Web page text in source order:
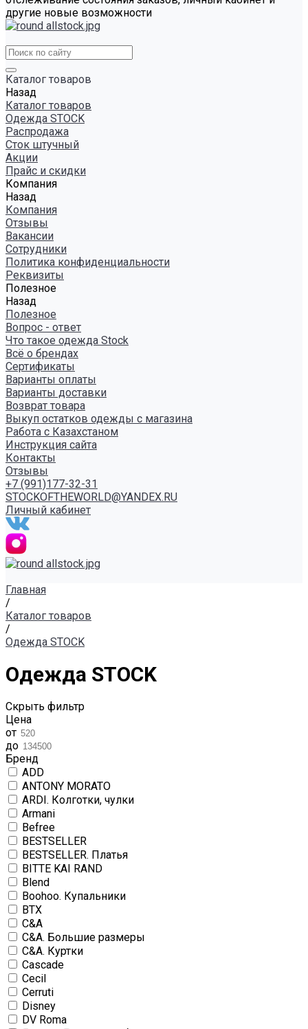
другие новые возможности
Каталог товаров
Назад
Каталог товаров
Одежда STOCK
Распродажа
Сток штучный
Акции
Прайс и скидки
Компания
Назад
Компания
Отзывы
Вакансии
Сотрудники
Политика конфиденциальности
Реквизиты
Полезное
Назад
Полезное
Вопрос - ответ
Что такое одежда Stock
Всё о брендах
Сертификаты
Варианты оплаты
Варианты доставки
Возврат товара
Выкуп остатков одежды с магазина
Работа с Казахстаном
Инструкция сайта
Контакты
Отзывы
+7 (991)177-32-31
STOCKOFTHEWORLD@YANDEX.RU
Личный кабинет
Главная
/
Каталог товаров
/
Одежда STOCK
Одежда STOCK
Скрыть фильтр
Цена
от
до
Бренд
ADD
ANTONY MORATO
ARDI. Колготки, чулки
Armani
Befree
BESTSELLER
BESTSELLER. Платья
BITTE KAI RAND
Blend
Boohoo. Купальники
BTX
C&A
C&A. Большие размеры
C&A. Куртки
Cascade
Cecil
Cerruti
Disney
DV Roma